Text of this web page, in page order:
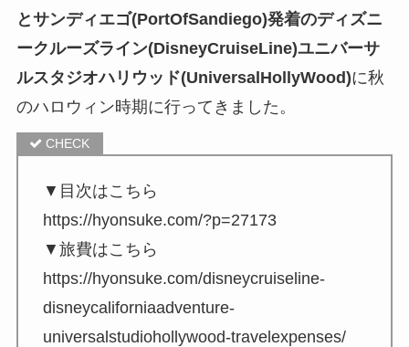
とサンディエゴ(PortOfSandiego)発着のディズニ
ークルーズライン(DisneyCruiseLine)ユニバーサ
ルスタジオハリウッド(UniversalHollyWood)に秋
のハロウィン時期に行ってきました。
▼目次はこちら
https://hyonsuke.com/?p=27173
▼旅費はこちら
https://hyonsuke.com/disneycruiseline-
disneycaliforniaadventure-
universalstudiohollywood-travelexpenses/